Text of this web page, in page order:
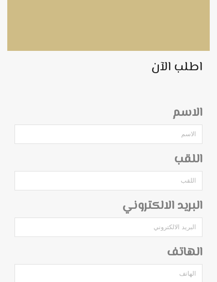
اطلب الآن
الاسم
اللقب
البريد الالكتروني
الهاتف